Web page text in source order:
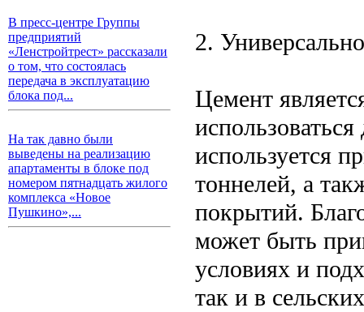
В пресс-центре Группы
предприятий
«Ленстройтрест» рассказали
о том, что состоялась
передача в эксплуатацию
блока под...
На так давно были
выведены на реализацию
апартаменты в блоке под
номером пятнадцать жилого
комплекса «Новое
Пушкино»,...
2.
Цемент
используется
тоннелей, а
покрытий.
может быть
условиях и
так и в